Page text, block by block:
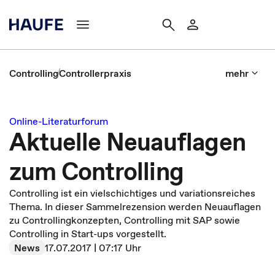
ControllingControllerpraxis mehr
Online-Literaturforum
Aktuelle Neuauflagen
zum Controlling
Controlling ist ein vielschichtiges und variationsreiches
Thema. In dieser Sammelrezension werden Neuauflagen
zu Controllingkonzepten, Controlling mit SAP sowie
Controlling in Start-ups vorgestellt.
News 17.07.2017 | 07:17 Uhr